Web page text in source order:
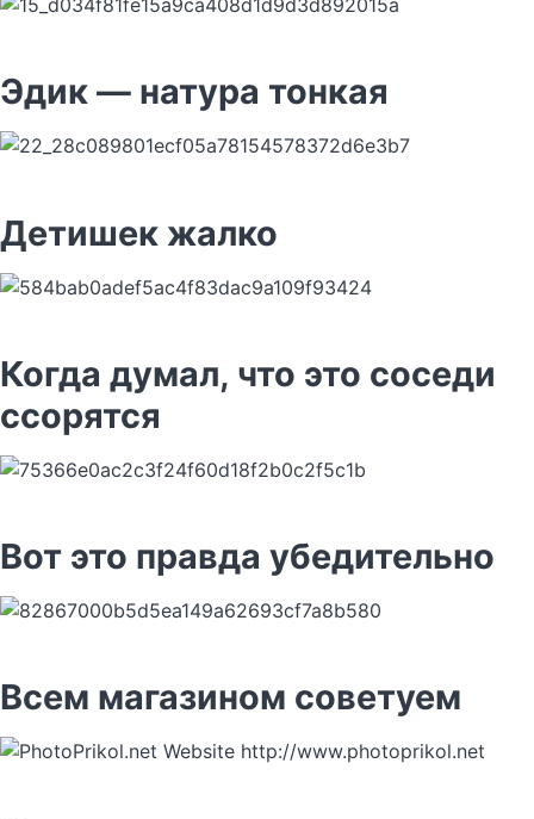
Эдик — натура тонкая
Детишек жалко
Когда думал, что это соседи
ссорятся
Вот это правда убедительно
Всем магазином советуем